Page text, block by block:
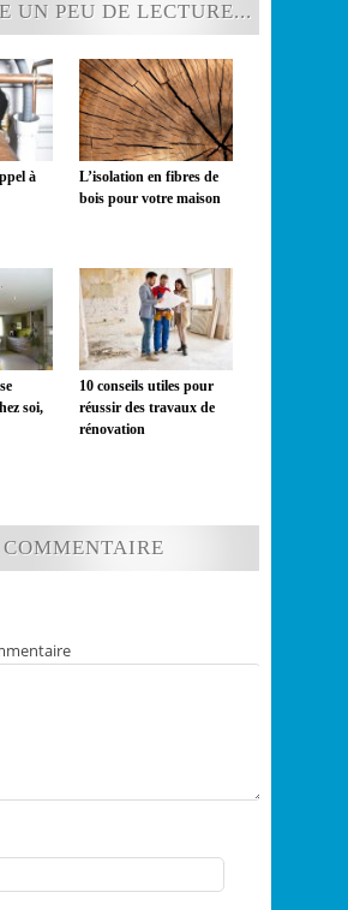
UN PEU DE LECTURE...
à
L’isolation en fibres de
bois pour votre maison
soi,
10 conseils utiles pour
réussir des travaux de
rénovation
COMMENTAIRE